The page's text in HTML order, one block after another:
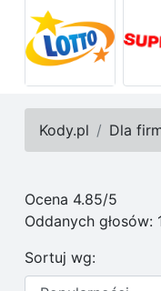
Kody.pl Dla
Ocena 4.85/5
Oddanych głosów:
Sortuj wg: